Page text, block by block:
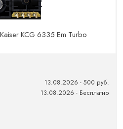
KCG 6335 Em Turbo
13.08.2026 - 500 руб.
13.08.2026 - Бесплатно